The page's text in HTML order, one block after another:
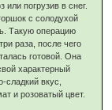
или погрузив в снег.
с солодухой
Такую операцию
раза, после чего
готовой. Она
характерный
сладкий вкус,
и розоватый цвет.